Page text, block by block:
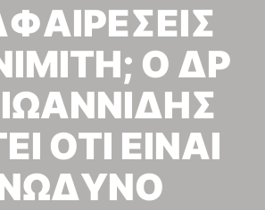
Ο ΔΡ
ΟΤΙ ΕΙΝΑΙ